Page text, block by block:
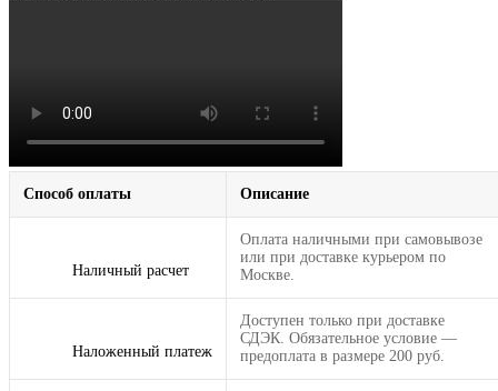
Способ оплаты Описание
Наличный расчет
Оплата наличными при самовывозе
или при доставке курьером по
Москве.
Наложенный платеж
Доступен только при доставке
СДЭК. Обязательное условие —
предоплата в размере 200 руб.